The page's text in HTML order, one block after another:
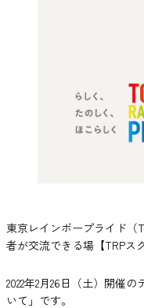
東京レインボープライド（
者が交流できる場【TRPス
2022年2月26日（土）開催
いて」です。